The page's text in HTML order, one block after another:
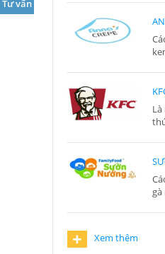
+ Xem thêm
Tư vấn